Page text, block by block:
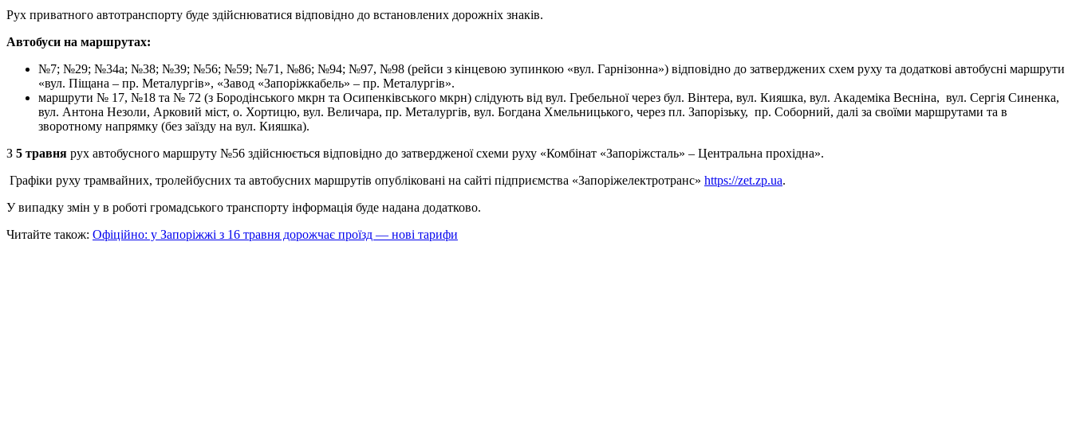
Рух приватного автотранспорту буде здійснюватися відповідно до встановлених дорожніх знаків.
Автобуси на маршрутах:
№7; №29; №34а; №38; №39; №56; №59; №71, №86; №94; №97, №98 (рейси з кінцевою зупинкою «вул. Гарнізонна») відповідно до затверджених схем руху та додаткові автобусні маршрути
«вул. Піщана – пр. Металургів», «Завод «Запоріжкабель» – пр. Металургів».
маршрути № 17, №18 та № 72 (з Бородінського мкрн та Осипенківського мкрн) слідують від вул. Гребельної через бул. Вінтера, вул. Кияшка, вул. Академіка Весніна, вул. Сергія Синенка,
вул. Антона Незоли, Арковий міст, о. Хортицю, вул. Величара, пр. Металургів, вул. Богдана Хмельницького, через пл. Запорізьку, пр. Соборний, далі за своїми маршрутами та в
зворотному напрямку (без заїзду на вул. Кияшка).
З 5 травня рух автобусного маршруту №56 здійснюється відповідно до затвердженої схеми руху «Комбінат «Запоріжсталь» – Центральна прохідна».
Графіки руху трамвайних, тролейбусних та автобусних маршрутів опубліковані на сайті підприємства «Запоріжелектротранс» https://zet.zp.ua.
У випадку змін у в роботі громадського транспорту інформація буде надана додатково.
Читайте також: Офіційно: у Запоріжжі з 16 травня дорожчає проїзд — нові тарифи